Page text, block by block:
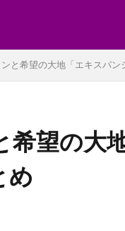
と希望の大地「エキスパン
希望の大
め